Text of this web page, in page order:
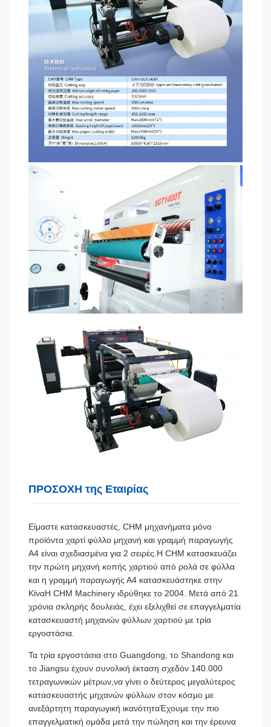
ΠΡΟΣΟΧΗ της Εταιρίας
Είμαστε κατασκευαστές, CHM μηχανήματα μόνο
προϊόντα χαρτί φύλλο μηχανή και γραμμή παραγωγής
A4 είναι σχεδιασμένα για 2 σειρές.Η CHM κατασκευάζει
την πρώτη μηχανή κοπής χαρτιού από ρολά σε φύλλα
και η γραμμή παραγωγής Α4 κατασκευάστηκε στην
ΚίναΗ CHM Machinery ιδρύθηκε το 2004. Μετά από 21
χρόνια σκληρής δουλειάς, έχει εξελιχθεί σε επαγγελματία
κατασκευαστή μηχανών φύλλων χαρτιού με τρία
εργοστάσια.
Τα τρία εργοστάσια στο Guangdong, το Shandong και
το Jiangsu έχουν συνολική έκταση σχεδόν 140.000
τετραγωνικών μέτρων,να γίνει ο δεύτερος μεγαλύτερος
κατασκευαστής μηχανών φύλλων στον κόσμο με
ανεξάρτητη παραγωγική ικανότηταΈχουμε την πιο
επαγγελματική ομάδα μετά την πώληση και την έρευνα